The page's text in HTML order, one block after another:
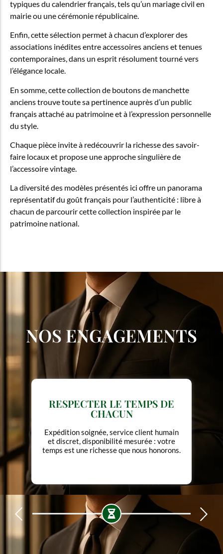
typiques du calendrier français, tels qu’un mariage civil en
mairie ou une cérémonie républicaine.
Enfin, cette sélection permet à chacun d’explorer des
associations inédites entre accessoires anciens et tenues
contemporaines, dans un esprit résolument tourné vers
l’élégance locale.
En somme, cette collection de boutons de manchette
anciens trouve toute sa pertinence auprès d’un public
français attaché au patrimoine et à l’expression personnelle
du style.
Chaque pièce invite à redécouvrir la richesse des savoir-
faire locaux et propose une approche singulière de
l’accessoire vintage.
La diversité des modèles présentés ici offre un panorama
représentatif du goût français pour l’authenticité : libre à
chacun de parcourir cette collection inspirée par le
patrimoine national.
NOS ENGAGEMENTS
METTRE L'ÉLÉGANCE AU
SERVICE DE L'USAGE
Pas de design gratuit, pas de luxe
ostentatoire. Chaque forme a une
Chaque détail, une intention.